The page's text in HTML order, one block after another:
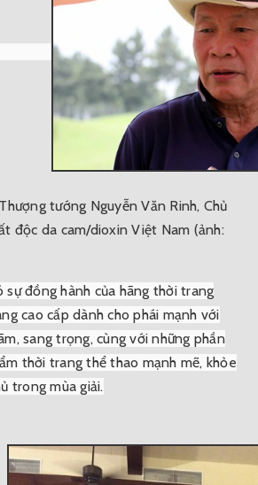
Thượng tướng Nguyễn Văn Rinh, Chủ
độc da cam/dioxin Việt Nam​ (ảnh:
sự đồng hành của hãng thời trang
cao cấp dành cho phái mạnh với
sang trọng, cùng với những phần
thời trang thể thao mạnh mẽ, khỏe
trong mùa giải.